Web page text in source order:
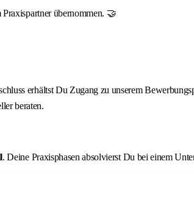
übernommen. 🤝
erhältst Du Zugang zu unserem
beraten.
. Deine Praxisphasen absolvierst Du bei einem